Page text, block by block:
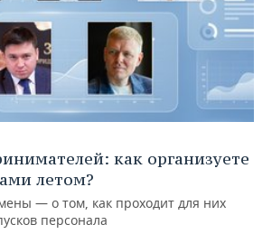
как организуете
летом?
— о том, как проходит для них
персонала